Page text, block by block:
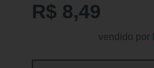
R$ 8,49
vendido por